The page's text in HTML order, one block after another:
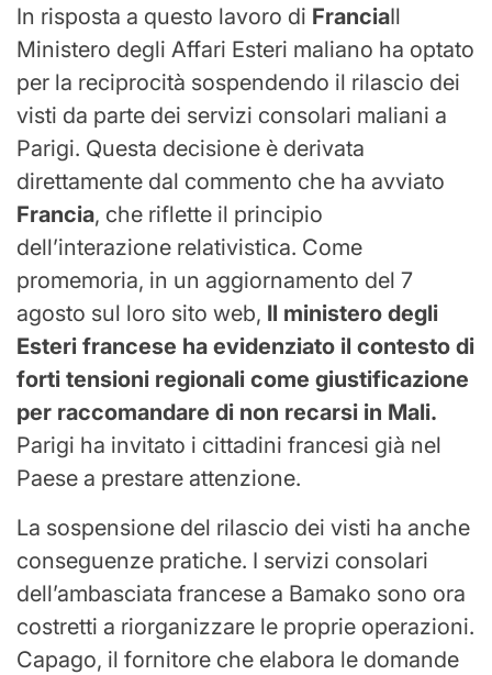
In risposta a questo lavoro di FranciaIl
Ministero degli Affari Esteri maliano ha optato
per la reciprocità sospendendo il rilascio dei
visti da parte dei servizi consolari maliani a
Parigi. Questa decisione è derivata
direttamente dal commento che ha avviato
Francia, che riflette il principio
dell’interazione relativistica. Come
promemoria, in un aggiornamento del 7
agosto sul loro sito web, Il ministero degli
Esteri francese ha evidenziato il contesto di
forti tensioni regionali come giustificazione
per raccomandare di non recarsi in Mali.
Parigi ha invitato i cittadini francesi già nel
Paese a prestare attenzione.
La sospensione del rilascio dei visti ha anche
conseguenze pratiche. I servizi consolari
dell’ambasciata francese a Bamako sono ora
costretti a riorganizzare le proprie operazioni.
Capago, il fornitore che elabora le domande